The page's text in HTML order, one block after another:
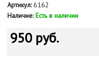
Артикул:6162
Наличие: Есть в наличии
950 руб.